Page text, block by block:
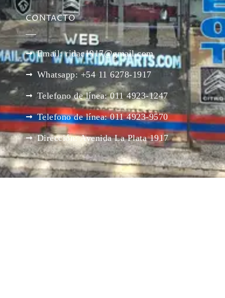
CONTACTO
Email: ridac1917@gmail.com
Whatsapp: +54 11 6278-1917
Telefono de línea: 011 4923-1247
Telefono de línea: 011 4923-9570
Dirección: Avenida La Plata 1917